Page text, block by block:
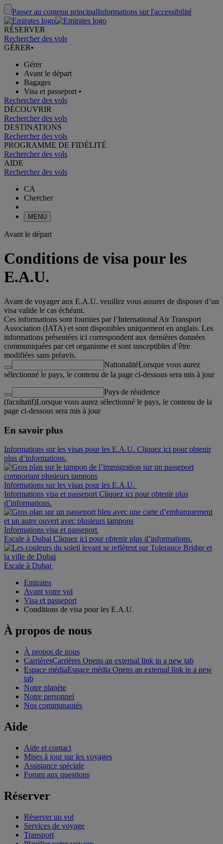
Passer au contenu principalInformations sur l'accessibilité
RÉSERVER
Rechercher des vols
GÉRER•
Gérer
Avant le départ
Bagages
Visa et passeport •
Rechercher des vols
DÉCOUVRIR
Rechercher des vols
DESTINATIONS
Rechercher des vols
PROGRAMME DE FIDÉLITÉ
Rechercher des vols
AIDE
Rechercher des vols
CA
Chercher
MENU
Avant le départ
Conditions de visa pour les
E.A.U.
Avant de voyager aux E.A.U. veuillez vous assurer de disposer d’un
visa valide le cas échéant.
Ces informations sont fournies par l’International Air Transport
Association (IATA) et sont disponibles uniquement en anglais. Les
informations présentées ici correspondent aux dernières données
communiquées par cet organisme et sont susceptibles d’être
modifiées sans préavis.
NationalitéLorsque vous aurez
sélectionné le pays, le contenu de la page ci-dessous sera mis à jour
Pays de résidence
(facultatif)Lorsque vous aurez sélectionné le pays, le contenu de la
page ci-dessous sera mis à jour
En savoir plus
Informations sur les visas pour les E.A.U. Cliquez ici pour obtenir
plus d’informations.
Informations sur les visas pour les E.A.U.
Informations visa et passeport Cliquez ici pour obtenir plus
d’informations.
Informations visa et passeport
Escale à Dubai Cliquez ici pour obtenir plus d’informations.
Escale à Dubai
Emirates
Avant votre vol
Visa et passeport
Conditions de visa pour les E.A.U.
À propos de nous
À propos de nous
CarrièresCarrières Opens an external link in a new tab
Espace médiaEspace média Opens an external link in a new
tab
Notre planète
Notre personnel
Nos communautés
Aide
Aide et contact
Mises à jour sur les voyages
Assistance spéciale
Forum aux questions
Réserver
Réserver un vol
Services de voyage
Transport